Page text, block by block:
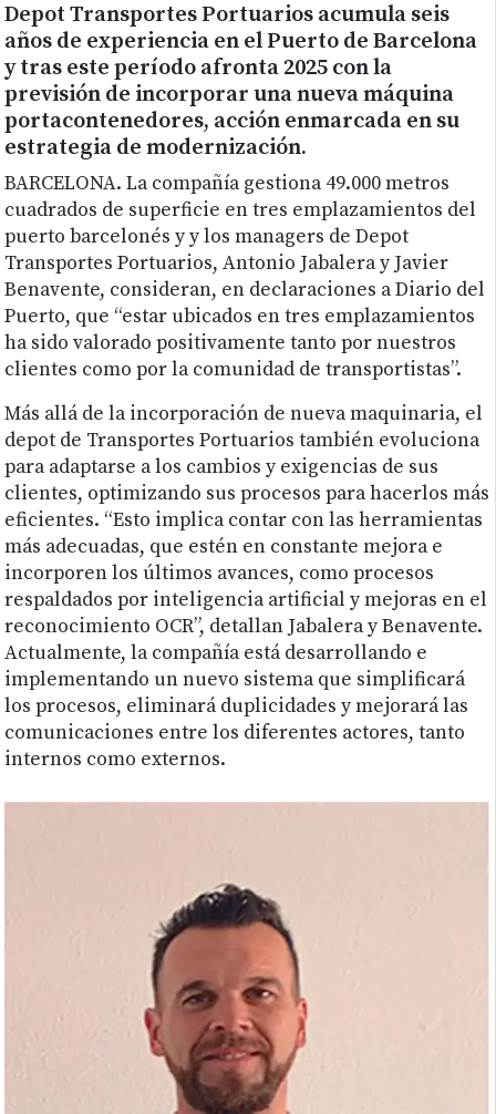
Depot Transportes Portuarios acumula seis
años de experiencia en el Puerto de Barcelona
y tras este período afronta 2025 con la
previsión de incorporar una nueva máquina
portacontenedores, acción enmarcada en su
estrategia de modernización.
BARCELONA. La compañía gestiona 49.000 metros
cuadrados de superficie en tres emplazamientos del
puerto barcelonés y y los managers de Depot
Transportes Portuarios, Antonio Jabalera y Javier
Benavente, consideran, en declaraciones a Diario del
Puerto, que “estar ubicados en tres emplazamientos
ha sido valorado positivamente tanto por nuestros
clientes como por la comunidad de transportistas”.
Más allá de la incorporación de nueva maquinaria, el
depot de Transportes Portuarios también evoluciona
para adaptarse a los cambios y exigencias de sus
clientes, optimizando sus procesos para hacerlos más
eficientes. “Esto implica contar con las herramientas
más adecuadas, que estén en constante mejora e
incorporen los últimos avances, como procesos
respaldados por inteligencia artificial y mejoras en el
reconocimiento OCR”, detallan Jabalera y Benavente.
Actualmente, la compañía está desarrollando e
implementando un nuevo sistema que simplificará
los procesos, eliminará duplicidades y mejorará las
comunicaciones entre los diferentes actores, tanto
internos como externos.